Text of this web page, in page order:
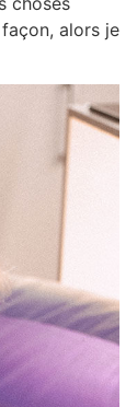
alors je